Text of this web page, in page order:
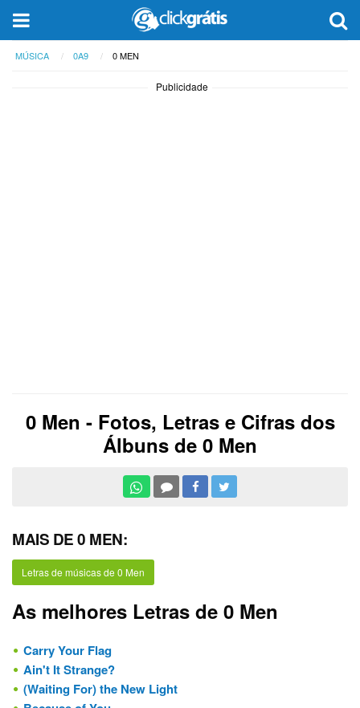
MÚSICA 0A9 0 MEN
Publicidade
0 Men - Fotos, Letras e Cifras dos
Álbuns de 0 Men
MAIS DE 0 MEN:
Letras de músicas de 0 Men
As melhores Letras de 0 Men
Carry Your Flag
Ain't It Strange?
(Waiting For) the New Light